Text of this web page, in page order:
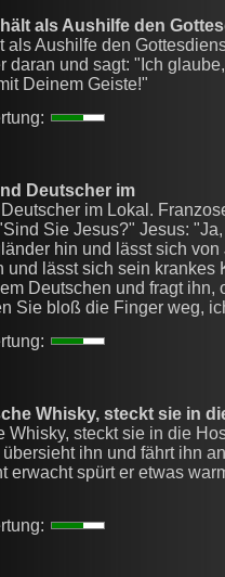
als Aushilfe den
als Aushilfe den
daran und sagt: "Ich
Deinem Geiste!"
Deutscher im
im Lokal.
Sie Jesus?" Jesus:
hin und lässt sich
und lässt sich sein
Deutschen und fragt
Sie bloß die Finger weg,
Whisky, steckt sie in
Whisky, steckt sie in die
ihn und fährt ihn
erwacht spürt er etwas